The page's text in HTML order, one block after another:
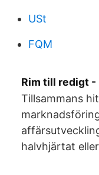
USt
FQM
Rim till redigt -
Tillsammans
halvhjärtat